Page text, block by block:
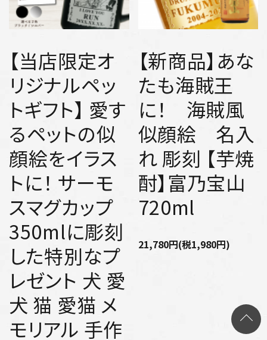
【当店限定オ
リジナルペッ
トギフト】 愛す
るペットの似
顔絵をイラス
トに！ サーモ
スマグカップ
350mlに彫刻
した特別なプ
レゼント 犬 愛
犬 猫 愛猫 メ
モリアル 手作
【新商品】あな
たも海賊王
に！ 海賊風
似顔絵 名入
れ 彫刻 【芋焼
酎】富乃宝山
720ml
21,780円(税1,980円)